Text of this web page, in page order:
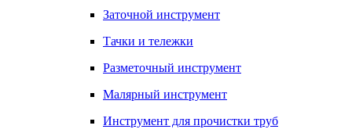
Заточной инструмент
Тачки и тележки
Разметочный инструмент
Малярный инструмент
Инструмент для прочистки труб